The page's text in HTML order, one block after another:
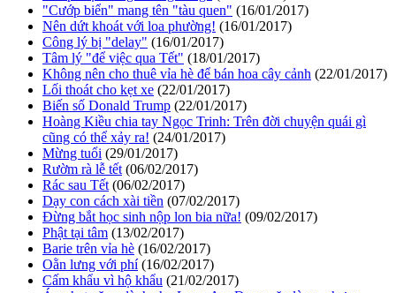
"Cướp biển" mang tên "tàu quen" (16/01/2017)
Nên dứt khoát với loa phường! (16/01/2017)
Công lý bị "delay" (16/01/2017)
Tâm lý "để việc qua Tết" (18/01/2017)
Không nên cho thuê vỉa hè để bán hoa cây cảnh (22/01/2017)
Lối thoát cho kẹt xe (22/01/2017)
Biến số Donald Trump (22/01/2017)
Hoàng Kiều chia tay Ngọc Trinh: Trên đời chuyện quái gì
cũng có thể xảy ra! (24/01/2017)
Mừng tuổi (29/01/2017)
Rườm rà lễ tết (06/02/2017)
Rác sau Tết (06/02/2017)
Dạy con cách xài tiền (07/02/2017)
Đừng bắt học sinh nộp lon bia nữa! (09/02/2017)
Phật tại tâm (13/02/2017)
Barie trên vỉa hè (16/02/2017)
Oằn lưng với phí (16/02/2017)
Cấm khẩu vì hộ khẩu (21/02/2017)